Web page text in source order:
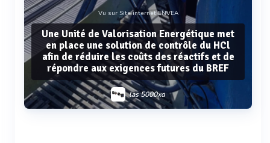
Vu sur Site internet ENVEA
Une Unité de Valorisation Energétique met
en place une solution de contrôle du HCl
afin de réduire les coûts des réactifs et de
répondre aux exigences futures du BREF
las 5000xd